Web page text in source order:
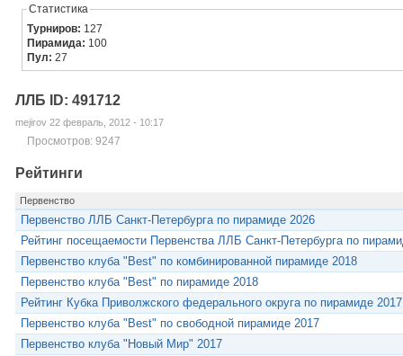
Статистика
Турниров: 127
Пирамида: 100
Пул:27
ЛЛБ ID: 491712
mejirov 22 февраль, 2012 - 10:17
Просмотров: 9247
Рейтинги
Первенство
Первенство ЛЛБ Санкт-Петербурга по пирамиде 2026
Рейтинг посещаемости Первенства ЛЛБ Санкт-Петербурга по
Первенство клуба "Best" по комбинированной пирамиде 2018
Первенство клуба "Best" по пирамиде 2018
Рейтинг Кубка Приволжского федерального округа по пирамиде
Первенство клуба "Best" по свободной пирамиде 2017
Первенство клуба "Новый Мир" 2017